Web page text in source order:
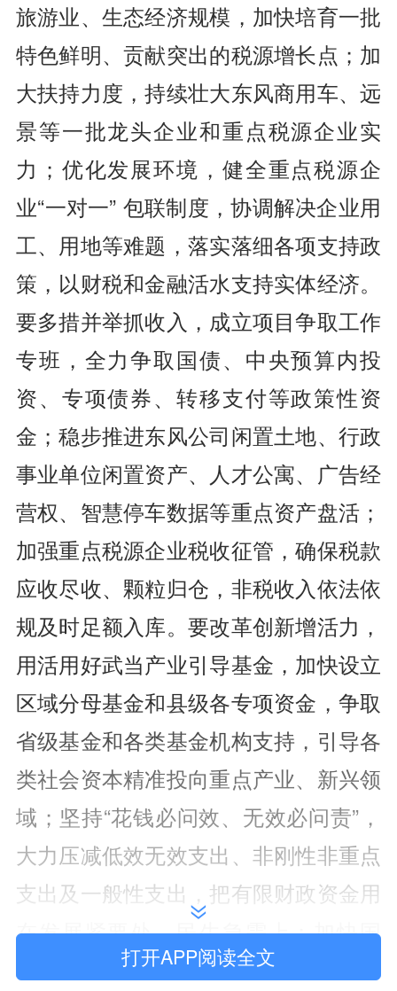
旅游业、生态经济规模，加快培育一批
特色鲜明、贡献突出的税源增长点；加
大扶持力度，持续壮大东风商用车、远
景等一批龙头企业和重点税源企业实
力；优化发展环境，健全重点税源企
业“一对一” 包联制度，协调解决企业用
工、用地等难题，落实落细各项支持政
策，以财税和金融活水支持实体经济。
要多措并举抓收入，成立项目争取工作
专班，全力争取国债、中央预算内投
资、专项债券、转移支付等政策性资
金；稳步推进东风公司闲置土地、行政
事业单位闲置资产、人才公寓、广告经
营权、智慧停车数据等重点资产盘活；
加强重点税源企业税收征管，确保税款
应收尽收、颗粒归仓，非税收入依法依
规及时足额入库。 要改革创新增活力，
用活用好武当产业引导基金，加快设立
区域分母基金和县级各专项资金，争取
省级基金和各类基金机构支持，引导各
类社会资本精准投向重点产业、新兴领
域；坚持“花钱必问效、无效必问责”，
大力压减低效无效支出、非刚性非重点
支出及一般性支出，把有限财政资金用
在发展紧要处、民生急需上；加快国
债、预算内投资、专项债资金支出进
打开APP阅读全文